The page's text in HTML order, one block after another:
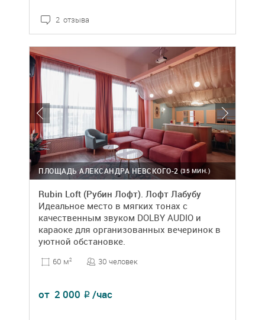
2 отзыва
(35 МИН.)
ПЛОЩАДЬ АЛЕКСАНДРА НЕВСКОГО-2
Rubin Loft (Рубин Лофт). Лофт Лабубу
Идеальное место в мягких тонах с
качественным звуком DOLBY AUDIO и
караоке для организованных вечеринок в
уютной обстановке.
60 м2 30 человек
от 2 000 ₽ /час